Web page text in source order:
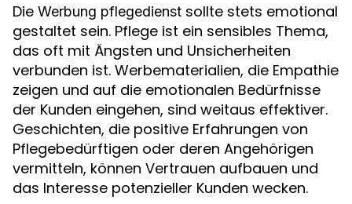
Die Werbung pflegedienst sollte stets emotional
gestaltet sein. Pflege ist ein sensibles Thema,
das oft mit Ängsten und Unsicherheiten
verbunden ist. Werbematerialien, die Empathie
zeigen und auf die emotionalen Bedürfnisse
der Kunden eingehen, sind weitaus effektiver.
Geschichten, die positive Erfahrungen von
Pflegebedürftigen oder deren Angehörigen
vermitteln, können Vertrauen aufbauen und
das Interesse potenzieller Kunden wecken.